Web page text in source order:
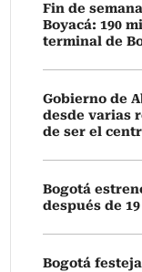
Fin de
Boyacá: 190
terminal de
Gobierno de
desde varias
de ser el
Bogotá
después de
Bogotá